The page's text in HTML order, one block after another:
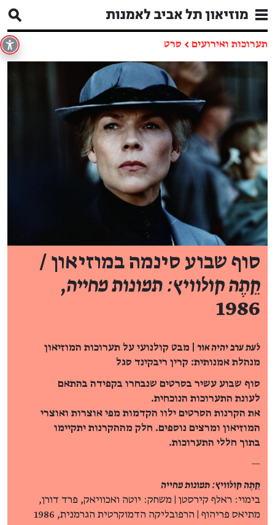
תערוכות ואירועים ← סרט
סוף שבוע סינמה במוזיאון /
קֵתֶה קולוויץ: תמונות מחייה,
1986
לעת ערב יהיה אור | מבט קולנועי על תערוכות המוזיאון
מנהלת אמנותית: קרין ריבקינד סגל
סוף שבוע עשיר בסרטים שנבחרו בקפידה בהתאם
לעונת התערוכות הנוכחית.
את הקרנות הסרטים ילוו הקדמות מפי אוצרות ואוצרי
המוזיאון ומרצים נוספים. חלק מההקרנות יתקיימו
בתוך חללי התערוכות.
—
קֵתֶה קולוויץ: תמונות מחייה
בימוי: ראלף קירסטן | משחק: יוטה ואכוויאק, פרד דורן,
מתיאס פריהוף | הרפובליקה הדמוקרטית הגרמנית, 1986